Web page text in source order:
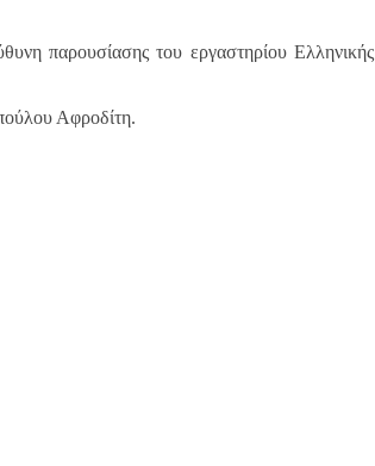
παρουσίασης του εργαστηρίου Ελληνικής
Αφροδίτη.